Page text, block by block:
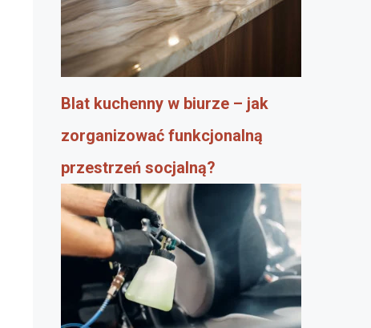
Blat kuchenny w biurze – jak
zorganizować funkcjonalną
przestrzeń socjalną?